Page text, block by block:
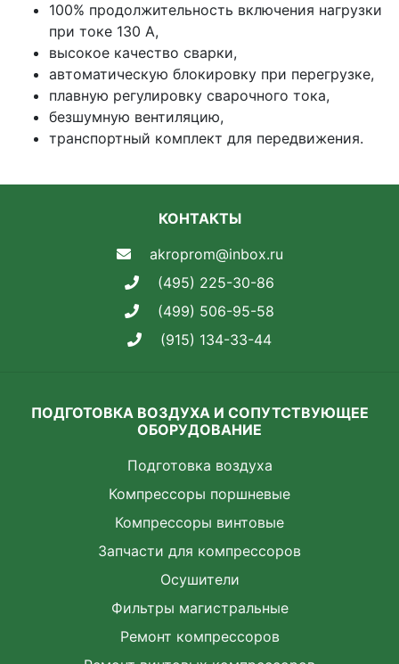
100% продолжительность включения нагрузки
при токе 130 А,
высокое качество сварки,
автоматическую блокировку при перегрузке,
плавную регулировку сварочного тока,
безшумную вентиляцию,
транспортный комплект для передвижения.
КОНТАКТЫ
akroprom@inbox.ru
(495) 225-30-86
(499) 506-95-58
(915) 134-33-44
ПОДГОТОВКА ВОЗДУХА И СОПУТСТВУЮЩЕЕ
ОБОРУДОВАНИЕ
Подготовка воздуха
Компрессоры поршневые
Компрессоры винтовые
Запчасти для компрессоров
Осушители
Фильтры магистральные
Ремонт компрессоров